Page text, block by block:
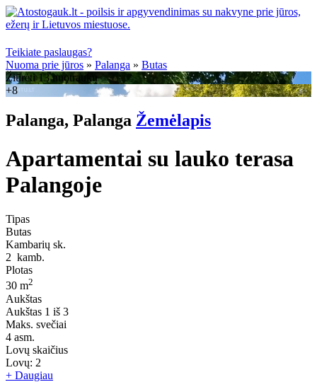
Teikiate paslaugas?
Nuoma prie jūros » Palanga » Butas
Žiūrėti 13 nuotraukų
+8
Palanga, Palanga Žemėlapis
Apartamentai su lauko terasa
Palangoje
Tipas
Butas
Kambarių sk.
2 kamb.
Plotas
30 m2
Aukštas
Aukštas 1 iš 3
Maks. svečiai
4 asm.
Lovų skaičius
Lovų: 2
+ Daugiau